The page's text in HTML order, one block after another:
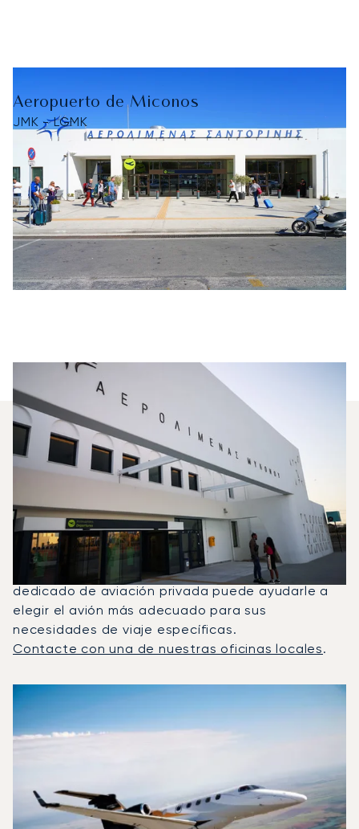
Aeropuerto de Miconos
JMK - LGMK
¿Qué Jets Privados Se
Alquilan Con Más Frecuencia
Entre Santorini Y Mykonos?
En 2025, el Phenom 300, el Citation M2 y el Hawker
400XP fueron los jets privados más utilizados para
vuelos entre Mykonos y Santorini. Un asesor
dedicado de aviación privada puede ayudarle a
elegir el avión más adecuado para sus
necesidades de viaje específicas.
Contacte con una de nuestras oficinas locales.
Foto de la aeronaveModelo de aeronave
Asientos
Velocidad (km/h)
Velocidad (nudos)
Autonomía (NM)